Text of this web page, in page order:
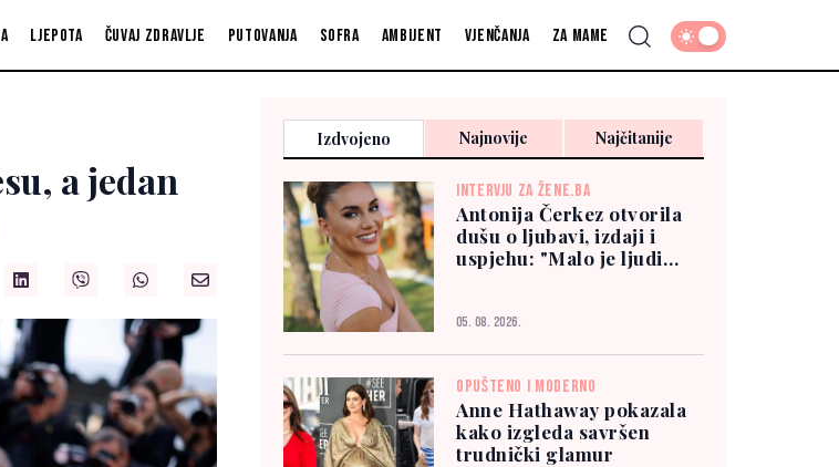
Ljepota Čuvaj zdravlje Putovanja Sofra Ambijent Vjenčanja Za mame
a jedan
Izdvojeno Najnovije Najčitanije
INTERVJU ZA ŽENE.BA
Antonija Čerkez otvorila
dušu o ljubavi, izdaji i
uspjehu: "Malo je ljudi
05. 08. 2026.
OPUŠTENO I MODERNO
Anne Hathaway pokazala
kako izgleda savršen
trudnički glamur